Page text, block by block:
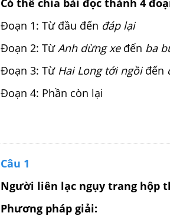
Có thể chia bài đọc thành 4
Đoạn 1: Từ đầu đến đáp lại
Đoạn 2: TừAnh dừng xeđến ba
Đoạn 3: Từ Hai Long tới ngồiđến
Đoạn 4: Phần còn lại
Câu 1
Người liên lạc ngụy trang hộp
Phương pháp giải: